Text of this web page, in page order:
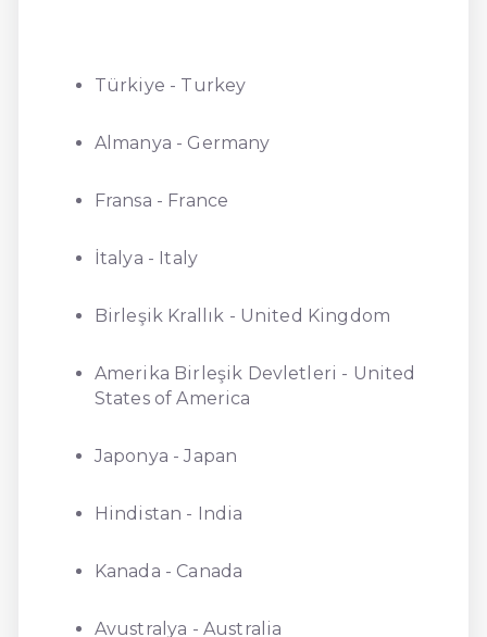
Türkiye - Turkey
Almanya - Germany
Fransa - France
İtalya - Italy
Birleşik Krallık - United Kingdom
Amerika Birleşik Devletleri - United
States of America
Japonya - Japan
Hindistan - India
Kanada - Canada
Avustralya - Australia